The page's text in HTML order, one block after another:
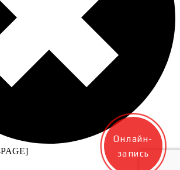
Онлайн-
запись